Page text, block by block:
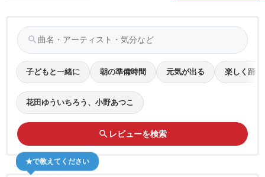
search
子どもと一緒に 朝の準備時間 元気が出る 楽しく踊り
花田ゆういちろう、小野あつこ
search レビューを検索
★で教えてください